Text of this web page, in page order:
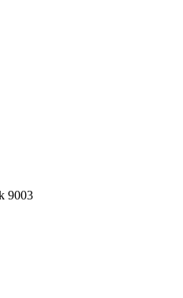
9003